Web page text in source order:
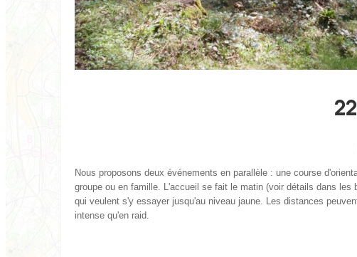
Nous proposons deux événements en parallèle : une course
groupe ou en famille. L'accueil se fait le matin (voir détails dans
qui veulent s'y essayer jusqu'au niveau jaune. Les distances
intense qu'en raid.